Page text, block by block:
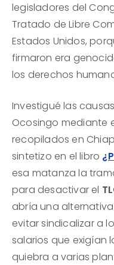
legisladores del
Tratado de Libre
Estados Unidos,
firmaron era
los derechos
Investigué las
Ocosingo mediante
recopilados en
sintetizo en el libro
esa matanza la
para desactivar el
abría una alternativa
evitar sindicalizar a
salarios que exigían
quiebra a varias